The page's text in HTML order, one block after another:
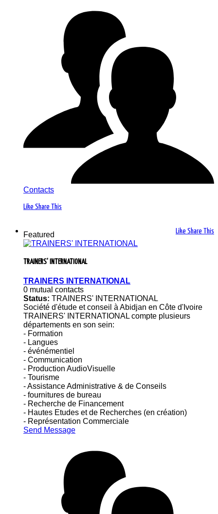
Contacts
Like Share This
Like Share This
Featured
TRAINERS' INTERNATIONAL
TRAINERS INTERNATIONAL
0 mutual contacts
Status: TRAINERS' INTERNATIONAL
Société d'étude et conseil à Abidjan en Côte d'Ivoire
TRAINERS' INTERNATIONAL compte plusieurs
départements en son sein:
- Formation
- Langues
- événémentiel
- Communication
- Production AudioVisuelle
- Tourisme
- Assistance Administrative & de Conseils
- fournitures de bureau
- Recherche de Financement
- Hautes Etudes et de Recherches (en création)
- Représentation Commerciale
Send Message